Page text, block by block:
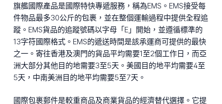
旗艦國際產品是國際特快專遞服務，稱為EMS。EMS接受每
件物品最多30公斤的包裹，並在整個運輸過程中提供全程追
蹤。EMS貨品的追蹤號碼以字母「E」開始，並遵循標準的
13字符國際格式。EMS的遞送時間是該承運商可提供的最快
之一。寄往香港及澳門的貨品平均需要1至2個工作日，而亞
洲大部分其他目的地需要3至5天。美國目的地平均需要4至
5天，中南美洲目的地平均需要5至7天。
國際包裹郵件是較重商品及商業貨品的經濟替代選擇。它提